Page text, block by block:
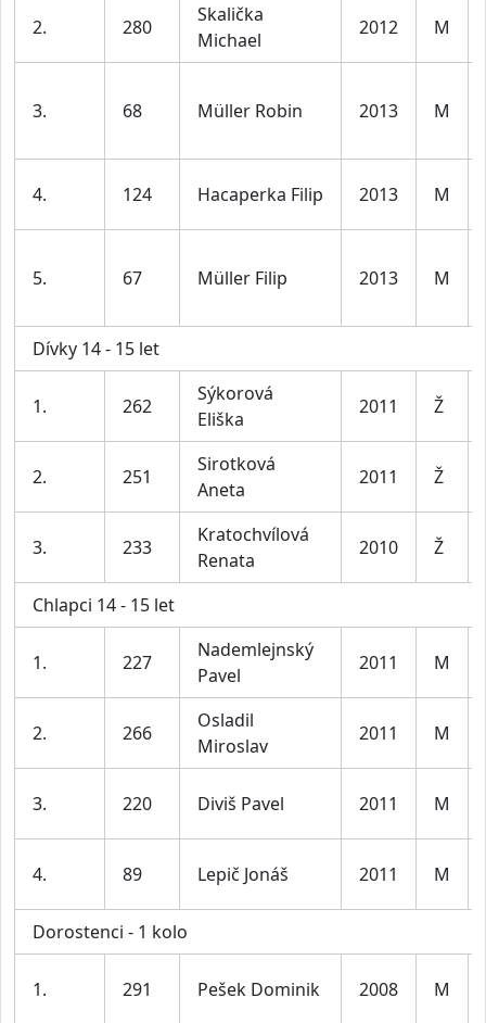
2. 280
Skalička
Michael
2012 M
3. 68 Müller Robin 2013 M
4. 124 Hacaperka Filip 2013 M
5. 67 Müller Filip 2013 M
Dívky 14 - 15 let
1. 262
Sýkorová
Eliška
2011 Ž
2. 251
Sirotková
Aneta
2011 Ž
3. 233
Kratochvílová
Renata
2010 Ž
Chlapci 14 - 15 let
1. 227
Nademlejnský
Pavel
2011 M
2. 266
Osladil
Miroslav
2011 M
3. 220 Diviš Pavel 2011 M
4. 89 Lepič Jonáš 2011 M
Dorostenci - 1 kolo
1. 291 Pešek Dominik 2008 M